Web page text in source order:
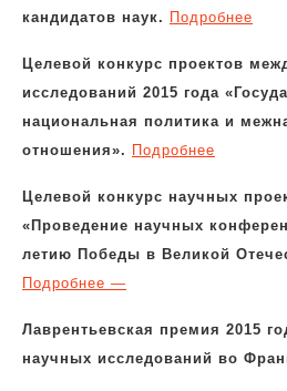
кандидатов наук. Подробнее
Целевой конкурс проектов
исследований 2015 года
национальная политика и
отношения». Подробнее
Целевой конкурс научных
«Проведение научных
летию Победы в Великой
Подробнее —
Лаврентьевская премия 2015
научных исследований во